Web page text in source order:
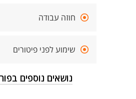
חוזה עבודה
שימוע לפני פיטורים
נושאים נוספים